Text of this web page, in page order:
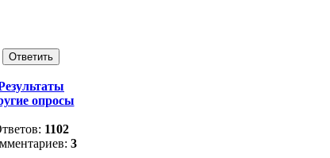
опросы
1102
3